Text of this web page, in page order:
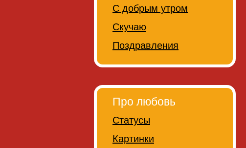
С добрым утром
Скучаю
Поздравления
Про любовь
Статусы
Картинки